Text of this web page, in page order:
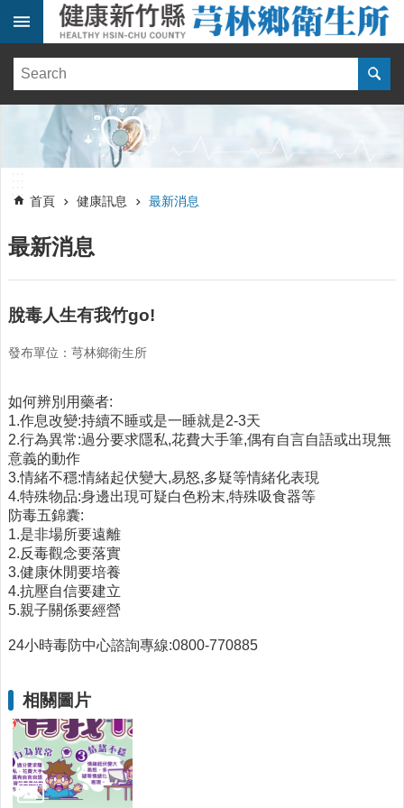
跳到主要內容區塊
健
訊
簡
便
務
上
名
醫
療
資
源
社
區
資
源
門
時
表
預
防
與
注
射
首頁 健康訊息 最新消息
最新消息
脫毒人生有我竹go!
發布單位：芎林鄉衛生所
如何辨別用藥者:
1.作息改變:持續不睡或是一睡就是2-3天
2.行為異常:過分要求隱私,花費大手筆,偶有自言自語或出現無
意義的動作
3.情緒不穩:情緒起伏變大,易怒,多疑等情緒化表現
4.特殊物品:身邊出現可疑白色粉末,特殊吸食器等
防毒五錦囊:
1.是非場所要遠離
2.反毒觀念要落實
3.健康休閒要培養
4.抗壓自信要建立
5.親子關係要經營
24小時毒防中心諮詢專線:0800-770885
相關圖片